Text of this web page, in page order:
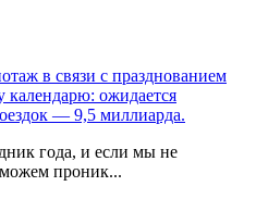
в связи с празднованием
календарю: ожидается
— 9,5 миллиарда.
года, и если мы не
проник...